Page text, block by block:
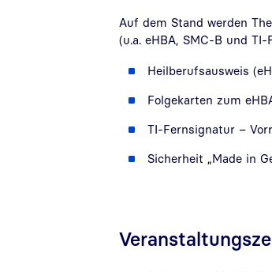
Auf dem Stand werden
(u.a. eHBA, SMC-B und
Heilberufsausweis
Folgekarten zum
TI-Fernsignatur –
Sicherheit „Made in